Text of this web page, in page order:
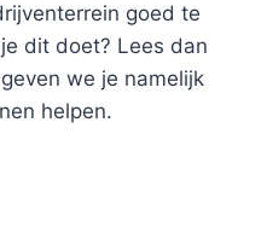
goed te
dit doet? Lees dan
we je namelijk
helpen.